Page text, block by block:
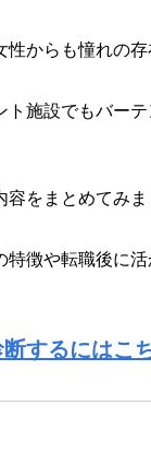
からも憧れの存
施設でもバー
をまとめてみま
徴や転職後に
断するにはこ